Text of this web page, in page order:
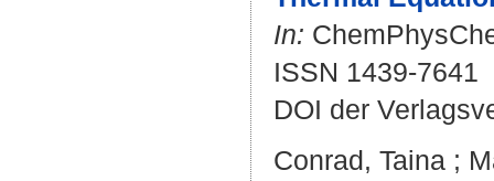
In:
ISSN 1439-7641
DOI der
Conrad, Taina ;